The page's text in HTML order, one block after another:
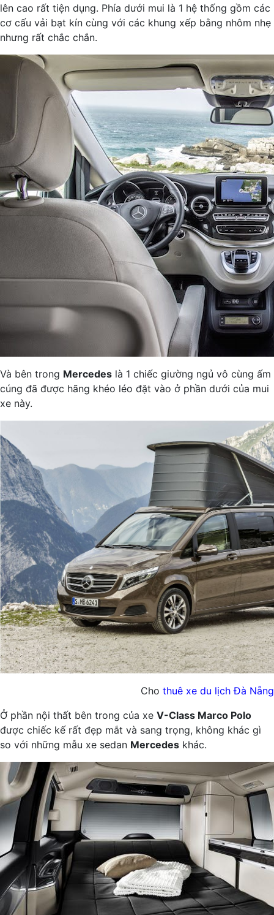
lên cao rất tiện dụng. Phía dưới mui là 1 hệ thống gồm các
cơ cấu vải bạt kín cùng với các khung xếp bằng nhôm nhẹ
nhưng rất chắc chắn.
Và bên trong Mercedes là 1 chiếc giường ngủ vô cùng ấm
cúng đã được hãng khéo léo đặt vào ở phần dưới của mui
xe này.
Cho thuê xe du lịch Đà Nẵng
Ở phần nội thất bên trong của xe V-Class Marco Polo
được chiếc kế rất đẹp mắt và sang trọng, không khác gì
so với những mẫu xe sedan Mercedes khác.